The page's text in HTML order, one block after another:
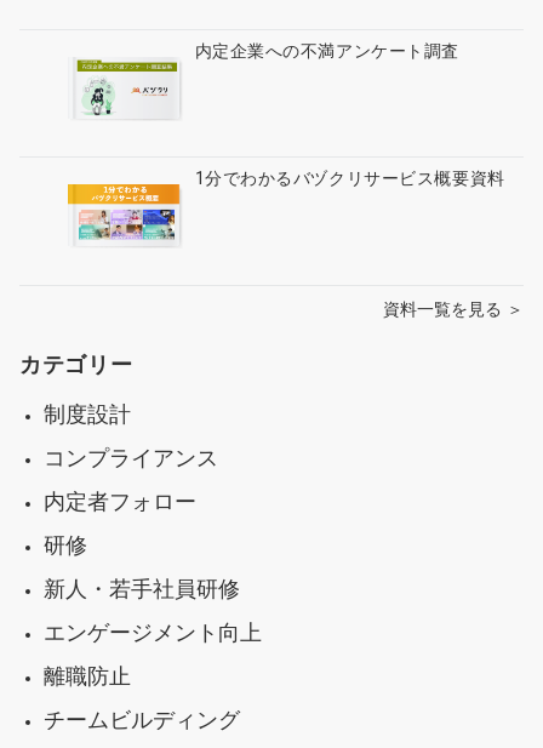
内定企業への不満アンケート調査
1分でわかるバヅクリサービス概要資料
資料一覧を見る ＞
カテゴリー
制度設計
コンプライアンス
内定者フォロー
研修
新人・若手社員研修
エンゲージメント向上
離職防止
チームビルディング